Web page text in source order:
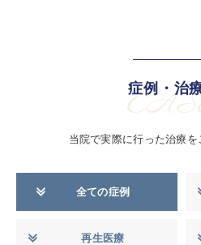
症例・治
当院で実際に行った治療を
全ての症例
再生医療